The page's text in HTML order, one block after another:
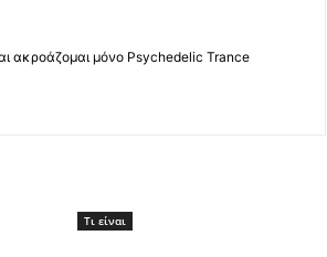
ακροάζομαι μόνο Psychedelic Trance
Τι είναι